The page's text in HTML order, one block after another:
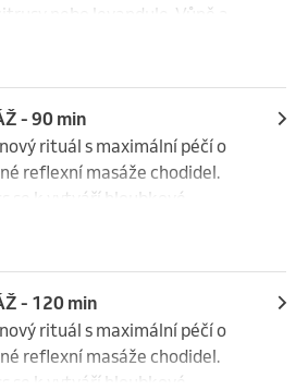
nebo levandule. Vůně a
rituál, který
uvolňuje napětí a probouzí
- 90 min
rituál s maximální péčí o
reflexní masáže chodidel.
se k vytváří hloubkové
a harmonii. To nejlepší
skutečně zastavit čas.
- 120 min
rituál s maximální péčí o
reflexní masáže chodidel.
se k vytváří hloubkové